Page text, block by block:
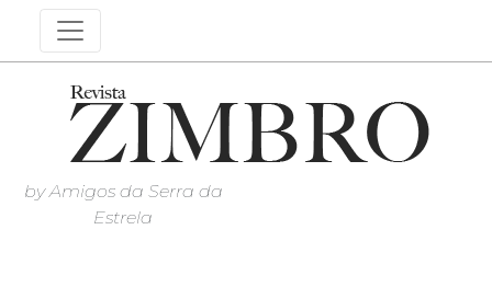
by Amigos da Serra da
Estrela